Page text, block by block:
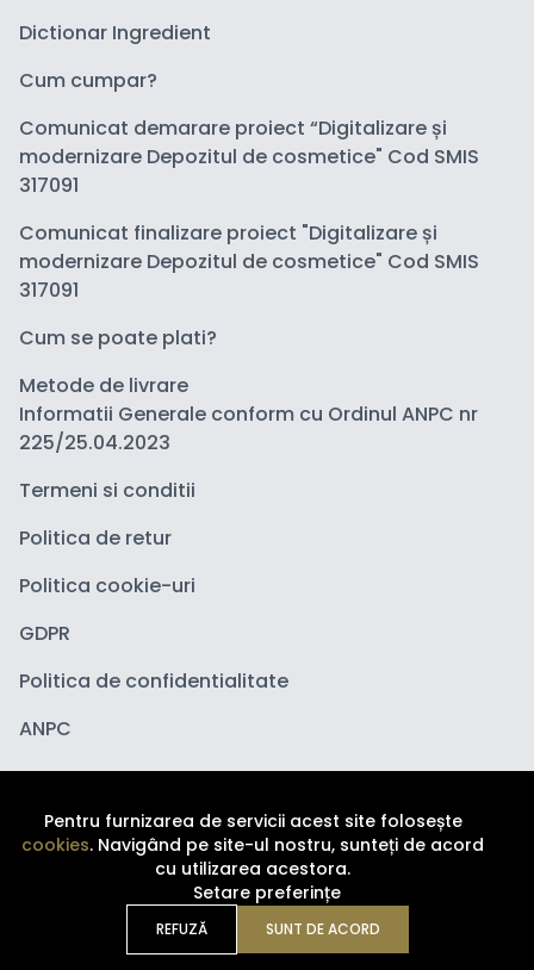
Dictionar Ingredient
Cum cumpar?
Comunicat demarare proiect “Digitalizare și
modernizare Depozitul de cosmetice" Cod SMIS
317091
Comunicat finalizare proiect "Digitalizare și
modernizare Depozitul de cosmetice" Cod SMIS
317091
Cum se poate plati?
Metode de livrare
Informatii Generale conform cu Ordinul ANPC nr
225/25.04.2023
Termeni si conditii
Politica de retur
Politica cookie-uri
GDPR
Politica de confidentialitate
ANPC
Copyright ©2026Depozituldecosmetice.ro. Toate
drepturile sunt rezervate.
Pentru furnizarea de servicii acest site folosește
cookies. Navigând pe site-ul nostru, sunteți de acord
cu utilizarea acestora.
Setare preferințe
REFUZĂ SUNT DE ACORD